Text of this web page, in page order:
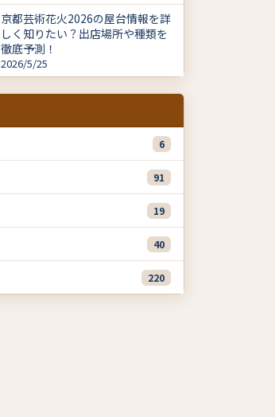
京都芸術花火2026の屋台情報を詳
しく知りたい？出店場所や種類を
徹底予測！
2026/5/25
6
91
19
40
220